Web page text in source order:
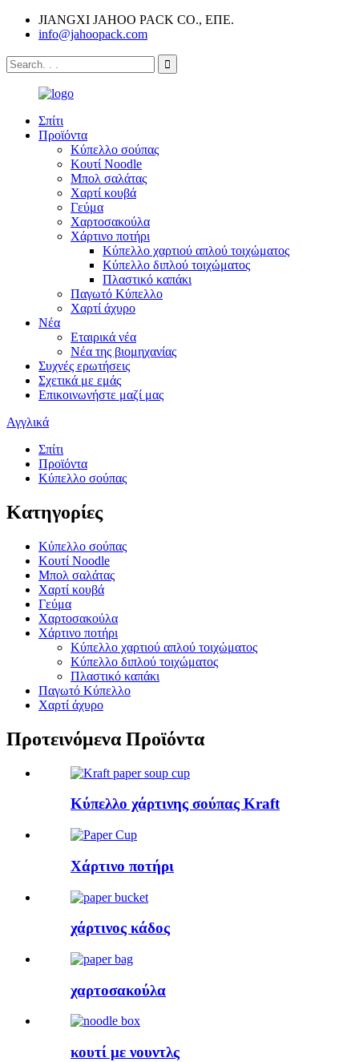
JIANGXI JAHOO PACK CO., ΕΠΕ.
info@jahoopack.com
Σπίτι
Προϊόντα
Κύπελλο σούπας
Κουτί Noodle
Μπολ σαλάτας
Χαρτί κουβά
Γεύμα
Χαρτοσακούλα
Χάρτινο ποτήρι
Κύπελλο χαρτιού απλού τοιχώματος
Κύπελλο διπλού τοιχώματος
Πλαστικό καπάκι
Παγωτό Κύπελλο
Χαρτί άχυρο
Νέα
Εταιρικά νέα
Νέα της βιομηχανίας
Συχνές ερωτήσεις
Σχετικά με εμάς
Επικοινωνήστε μαζί μας
Αγγλικά
Σπίτι
Προϊόντα
Κύπελλο σούπας
Κατηγορίες
Κύπελλο σούπας
Κουτί Noodle
Μπολ σαλάτας
Χαρτί κουβά
Γεύμα
Χαρτοσακούλα
Χάρτινο ποτήρι
Κύπελλο χαρτιού απλού τοιχώματος
Κύπελλο διπλού τοιχώματος
Πλαστικό καπάκι
Παγωτό Κύπελλο
Χαρτί άχυρο
Προτεινόμενα Προϊόντα
Κύπελλο χάρτινης σούπας Kraft
Χάρτινο ποτήρι
χάρτινος κάδος
χαρτοσακούλα
κουτί με νουντλς